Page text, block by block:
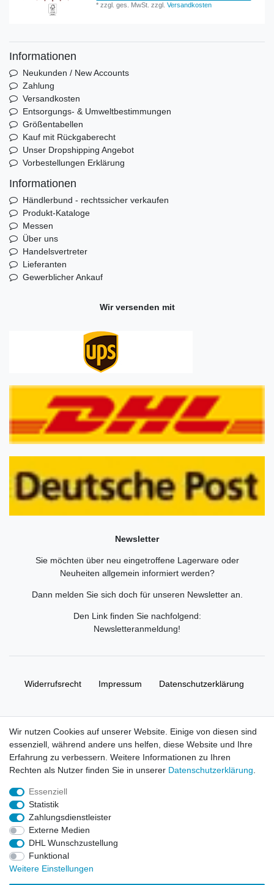
*zzgl. ges. MwSt. zzgl.Versandkosten
Informationen
Neukunden / New Accounts
Zahlung
Versandkosten
Entsorgungs- & Umweltbestimmungen
Größentabellen
Kauf mit Rückgaberecht
Unser Dropshipping Angebot
Vorbestellungen Erklärung
Informationen
Händlerbund - rechtssicher verkaufen
Produkt-Kataloge
Messen
Über uns
Handelsvertreter
Lieferanten
Gewerblicher Ankauf
Wir versenden mit
Newsletter
Sie möchten über neu eingetroffene Lagerware oder
Neuheiten allgemein informiert werden?
Dann melden Sie sich doch für unseren Newsletter an.
Den Link finden Sie nachfolgend:
Newsletteranmeldung!
Widerrufs­recht Impressum Daten­schutz­erklärung
© Copyright 2026 | Alle Rechte vorbehalten. HL-
Handelsgesellschaft mbH.
Alle Markennamen, Warenzeichen sowie sämtliche Produktbilder
und Beschreibungen sind Eigentum Ihrer rechtmäßigen
Eigentümer und dienen hier nur der Beschreibung.
Preise nur für registrierte Händler, ansonsten zeigt der Shop 0,00
€
Wir nutzen Cookies auf unserer Website. Einige von diesen sind
essenziell, während andere uns helfen, diese Website und Ihre
Erfahrung zu verbessern. Weitere Informationen zu Ihren
Rechten als Nutzer finden Sie in unserer Daten­schutz­erklärung
Essenziell
Statistik
Zahlungsdienstleister
Externe Medien
DHL Wunschzustellung
Funktional
Weitere Einstellungen